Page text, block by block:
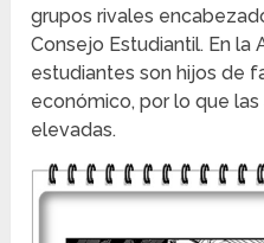
grupos rivales
Consejo Estudiantil. En la
estudiantes son hijos de
económico, por lo que
elevadas.